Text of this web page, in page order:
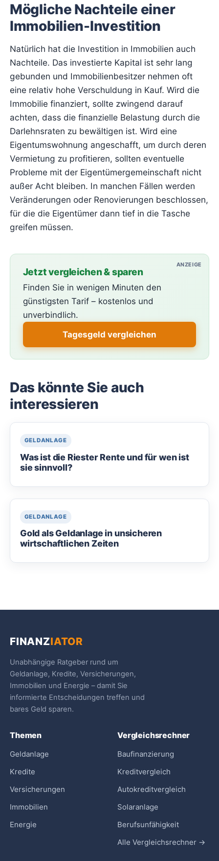
Mögliche Nachteile einer
Immobilien-Investition
Natürlich hat die Investition in Immobilien auch
Nachteile. Das investierte Kapital ist sehr lang
gebunden und Immobilienbesitzer nehmen oft
eine relativ hohe Verschuldung in Kauf. Wird die
Immobilie finanziert, sollte zwingend darauf
achten, dass die finanzielle Belastung durch die
Darlehnsraten zu bewältigen ist. Wird eine
Eigentumswohnung angeschafft, um durch deren
Vermietung zu profitieren, sollten eventuelle
Probleme mit der Eigentümergemeinschaft nicht
außer Acht bleiben. In manchen Fällen werden
Veränderungen oder Renovierungen beschlossen,
für die die Eigentümer dann tief in die Tasche
greifen müssen.
ANZEIGE
Jetzt vergleichen & sparen
Finden Sie in wenigen Minuten den
günstigsten Tarif – kostenlos und
unverbindlich.
Tagesgeld vergleichen
Das könnte Sie auch
interessieren
GELDANLAGE
Was ist die Riester Rente und für wen ist
sie sinnvoll?
GELDANLAGE
Gold als Geldanlage in unsicheren
wirtschaftlichen Zeiten
FINANZIATOR
Unabhängige Ratgeber rund um
Geldanlage, Kredite, Versicherungen,
Immobilien und Energie – damit Sie
informierte Entscheidungen treffen und
bares Geld sparen.
Themen
Geldanlage
Kredite
Versicherungen
Immobilien
Energie
Vergleichsrechner
Baufinanzierung
Kreditvergleich
Autokreditvergleich
Solaranlage
Berufsunfähigkeit
Alle Vergleichsrechner →